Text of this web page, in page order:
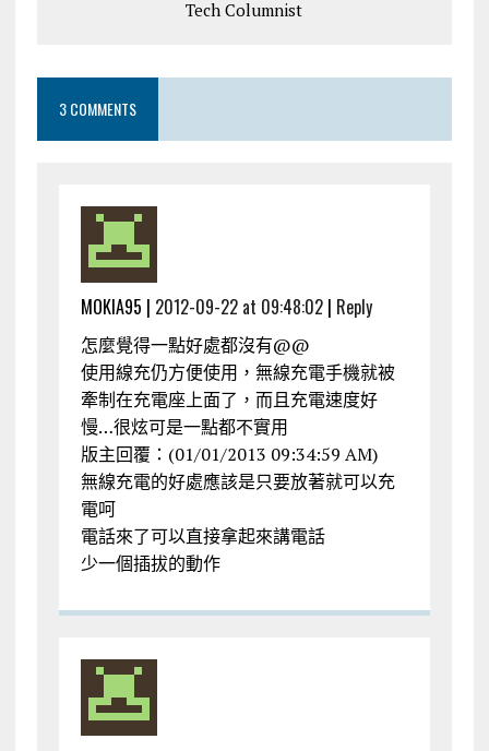
Tech Columnist
3 COMMENTS
MOKIA95 | 2012-09-22 at 09:48:02| Reply
怎麼覺得一點好處都沒有@@
使用線充仍方便使用，無線充電手機就被
牽制在充電座上面了，而且充電速度好
慢…很炫可是一點都不實用
版主回覆：(01/01/2013 09:34:59 AM)
無線充電的好處應該是只要放著就可以充
電呵
電話來了可以直接拿起來講電話
少一個插拔的動作